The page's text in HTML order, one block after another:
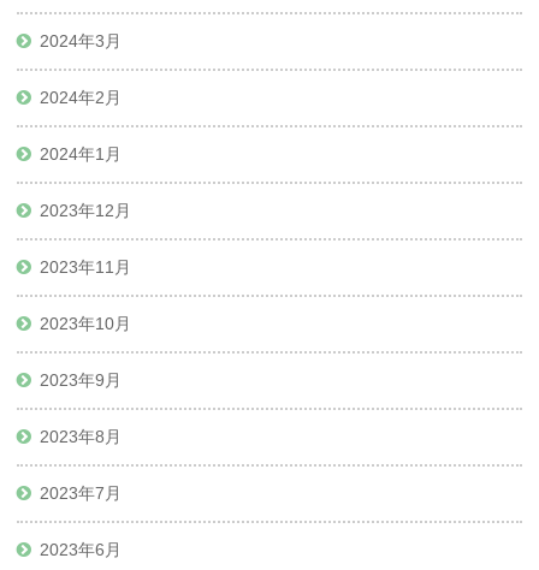
2024年3月
2024年2月
2024年1月
2023年12月
2023年11月
2023年10月
2023年9月
2023年8月
2023年7月
2023年6月